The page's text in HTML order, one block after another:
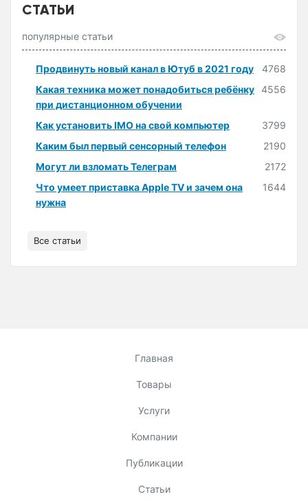
СТАТЬИ
популярные статьи
Продвинуть новый канал в Ютуб в 2021 году
4768
Какая техника может понадобиться ребёнку
при дистанционном обучении
4556
Как установить IMO на свой компьютер
3799
Каким был первый сенсорный телефон
2190
Могут ли взломать Телеграм
2172
Что умеет приставка Apple TV и зачем она
нужна
1644
Все статьи
Главная
Товары
Услуги
Компании
Публикации
Статьи